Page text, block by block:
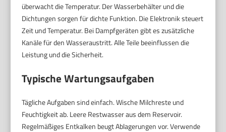
überwacht die Temperatur. Der Wasserbehälter und die
Dichtungen sorgen für dichte Funktion. Die Elektronik steuert
Zeit und Temperatur. Bei Dampfgeräten gibt es zusätzliche
Kanäle für den Wasseraustritt. Alle Teile beeinflussen die
Leistung und die Sicherheit.
Typische Wartungsaufgaben
Tägliche Aufgaben sind einfach. Wische Milchreste und
Feuchtigkeit ab. Leere Restwasser aus dem Reservoir.
Regelmäßiges Entkalken beugt Ablagerungen vor. Verwende